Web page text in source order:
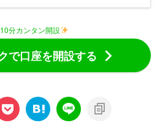
分カンタン開設
で口座を開設する